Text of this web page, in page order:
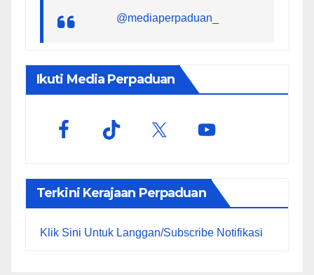
@mediaperpaduan_
Ikuti Media Perpaduan
Terkini Kerajaan Perpaduan
Klik Sini Untuk Langgan/Subscribe Notifikasi